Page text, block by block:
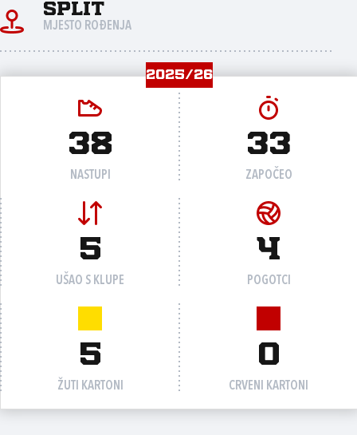
Split
MJESTO ROĐENJA
2025/26
38
NASTUPI
33
ZAPOČEO
5
UŠAO S KLUPE
4
POGOTCI
5
ŽUTI KARTONI
0
CRVENI KARTONI